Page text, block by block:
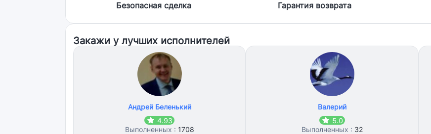
Безопасная сделка Гарантия возврата
Закажи у лучших исполнителей
Андрей Беленький
4.93
Выполненных : 1708
Валерий
5.0
Выполненных : 32